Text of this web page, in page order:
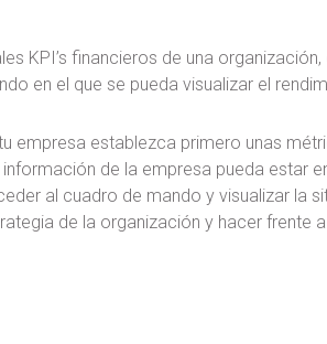
KPI’s financieros de una
en el que se pueda visualizar el
empresa establezca primero unas
de la empresa pueda estar
al cuadro de mando y visualizar la
de la organización y hacer frente